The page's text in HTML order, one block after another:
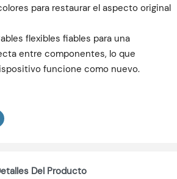
para restaurar el aspecto original
flexibles fiables para una
entre componentes, lo que
funcione como nuevo.
Del Producto